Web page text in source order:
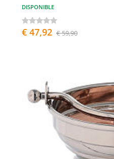
DISPONIBLE
€ 47,92 € 59,90